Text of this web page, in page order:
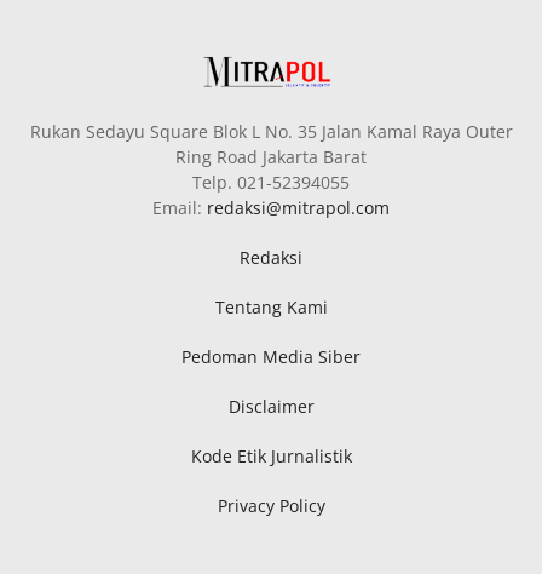
Rukan Sedayu Square Blok L No. 35 Jalan Kamal Raya Outer
Ring Road Jakarta Barat
Telp. 021-52394055
Email: redaksi@mitrapol.com
Redaksi
Tentang Kami
Pedoman Media Siber
Disclaimer
Kode Etik Jurnalistik
Privacy Policy